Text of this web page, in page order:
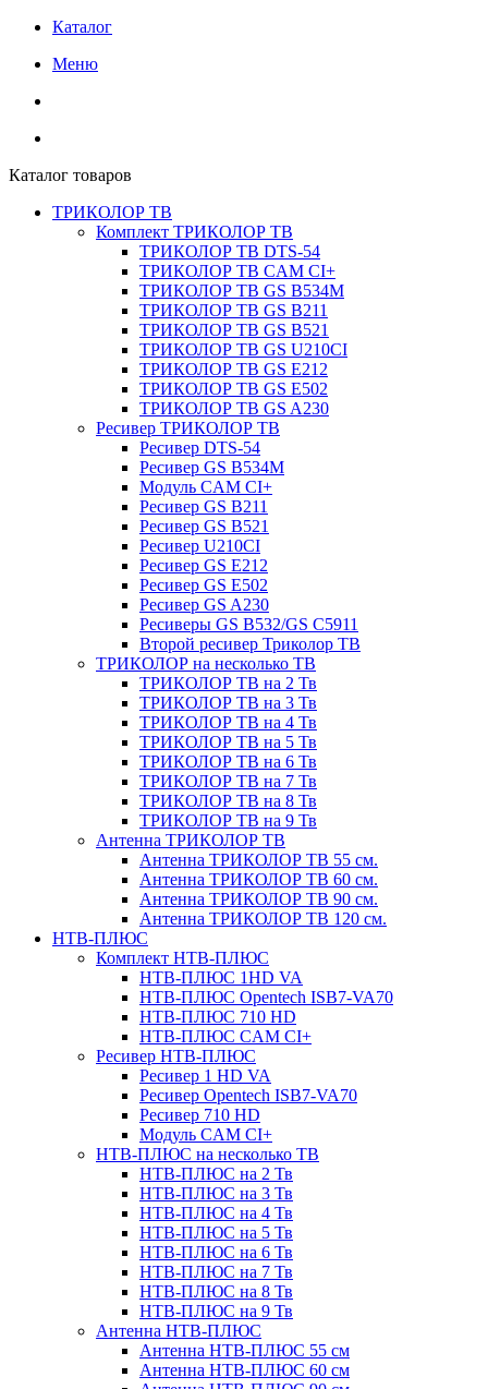
Каталог
Меню
Каталог товаров
ТРИКОЛОР ТВ
Комплект ТРИКОЛОР ТВ
ТРИКОЛОР ТВ DTS-54
ТРИКОЛОР ТВ CAM CI+
ТРИКОЛОР ТВ GS B534M
ТРИКОЛОР ТВ GS B211
ТРИКОЛОР ТВ GS B521
ТРИКОЛОР ТВ GS U210CI
ТРИКОЛОР ТВ GS E212
ТРИКОЛОР ТВ GS E502
ТРИКОЛОР ТВ GS A230
Ресивер ТРИКОЛОР ТВ
Ресивер DTS-54
Ресивер GS B534M
Модуль CAM CI+
Ресивер GS B211
Ресивер GS B521
Ресивер U210CI
Ресивер GS E212
Ресивер GS E502
Ресивер GS A230
Ресиверы GS B532/GS C5911
Второй ресивер Триколор ТВ
ТРИКОЛОР на несколько ТВ
ТРИКОЛОР ТВ на 2 Тв
ТРИКОЛОР ТВ на 3 Тв
ТРИКОЛОР ТВ на 4 Тв
ТРИКОЛОР ТВ на 5 Тв
ТРИКОЛОР ТВ на 6 Тв
ТРИКОЛОР ТВ на 7 Тв
ТРИКОЛОР ТВ на 8 Тв
ТРИКОЛОР ТВ на 9 Тв
Антенна ТРИКОЛОР ТВ
Антенна ТРИКОЛОР ТВ 55 см.
Антенна ТРИКОЛОР ТВ 60 см.
Антенна ТРИКОЛОР ТВ 90 см.
Антенна ТРИКОЛОР ТВ 120 см.
НТВ-ПЛЮС
Комплект НТВ-ПЛЮС
НТВ-ПЛЮС 1HD VA
НТВ-ПЛЮС Opentech ISB7-VA70
НТВ-ПЛЮС 710 HD
НТВ-ПЛЮС CAM CI+
Ресивер НТВ-ПЛЮС
Ресивер 1 HD VA
Ресивер Opentech ISB7-VA70
Ресивер 710 HD
Модуль CAM CI+
НТВ-ПЛЮС на несколько ТВ
НТВ-ПЛЮС на 2 Тв
НТВ-ПЛЮС на 3 Тв
НТВ-ПЛЮС на 4 Тв
НТВ-ПЛЮС на 5 Тв
НТВ-ПЛЮС на 6 Тв
НТВ-ПЛЮС на 7 Тв
НТВ-ПЛЮС на 8 Тв
НТВ-ПЛЮС на 9 Тв
Антенна НТВ-ПЛЮС
Антенна НТВ-ПЛЮС 55 см
Антенна НТВ-ПЛЮС 60 см